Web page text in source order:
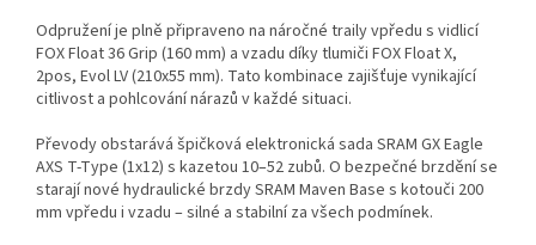
Odpružení je plně připraveno na náročné traily vpředu s vidlicí
FOX Float 36 Grip (160 mm) a vzadu díky tlumiči FOX Float X,
2pos, Evol LV (210x55 mm). Tato kombinace zajišťuje vynikající
citlivost a pohlcování nárazů v každé situaci.
Převody obstarává špičková elektronická sada SRAM GX Eagle
AXS T-Type (1x12) s kazetou 10–52 zubů. O bezpečné brzdění se
starají nové hydraulické brzdy SRAM Maven Base s kotouči 200
mm vpředu i vzadu – silné a stabilní za všech podmínek.